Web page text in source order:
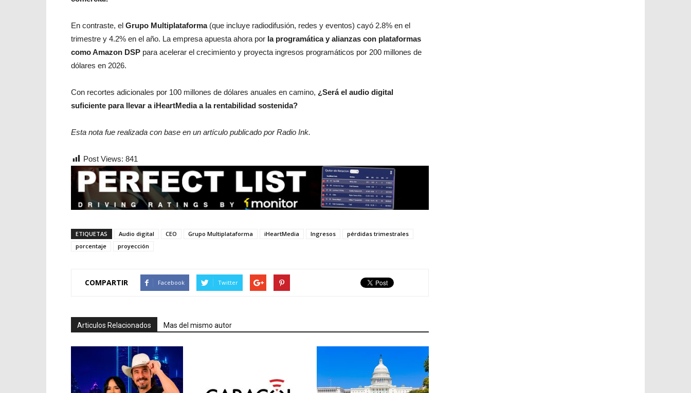
En contraste, el Grupo Multiplataforma(que incluye radiodifusión, redes y eventos) cayó 2.8% en el
trimestre y 4.2% en el año. La empresa apuesta ahora por la programática y alianzas con plataformas
como Amazon DSP para acelerar el crecimiento y proyecta ingresos programáticos por 200 millones de
dólares en 2026.
Con recortes adicionales por 100 millones de dólares anuales en camino, ¿Será el audio digital
suficiente para llevar a iHeartMedia a la rentabilidad sostenida?
Esta nota fue realizada con base en un artículo publicado por Radio Ink.
Post Views: 841
ETIQUETAS Audio digital CEO Grupo Multiplataforma iHeartMedia Ingresos
pérdidas trimestrales
porcentaje
proyección
COMPARTIR Facebook Twitter
Articulos Relacionados Mas del mismo autor